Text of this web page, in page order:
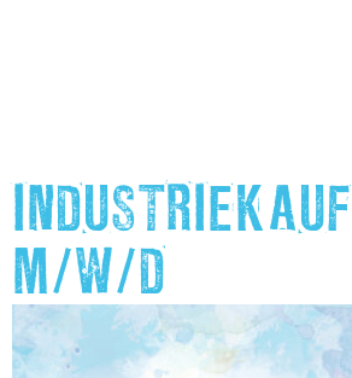
M/W/D